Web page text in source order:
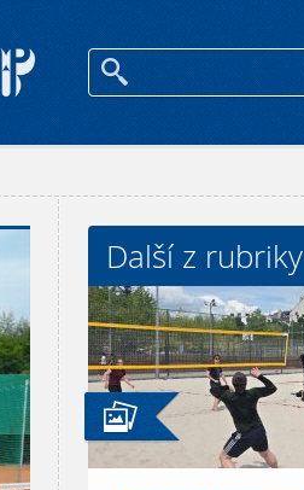
Další z rubriky